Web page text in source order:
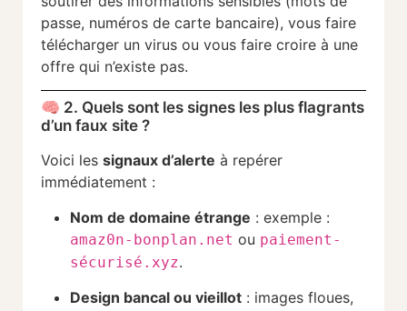
passe, numéros de carte bancaire), vous faire
télécharger un virus ou vous faire croire à une
offre qui n’existe pas.
🧠 2. Quels sont les signes les plus flagrants
d’un faux site ?
Voici les signaux d’alerte à repérer
immédiatement :
Nom de domaine étrange : exemple :
amaz0n-bonplan.net ou paiement-
sécurisé.xyz.
Design bancal ou vieillot : images floues,